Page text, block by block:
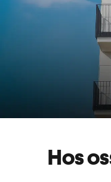
Kom igång
Hos